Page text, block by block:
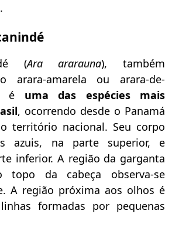
(Ara ararauna), também
arara-amarela ou arara-de-
é uma das espécies mais
, ocorrendo desde o Panamá
território nacional. Seu corpo
azuis, na parte superior, e
inferior. A região da garganta
da cabeça observa-se
A região próxima aos olhos é
formadas por pequenas